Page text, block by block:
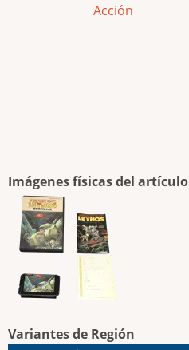
Acción
Imágenes físicas del artículo
Variantes de Región